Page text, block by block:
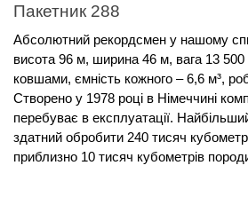
Пакетник 288
Абсолютний рекордсмен у нашому
висота 96 м, ширина 46 м, вага 13
ковшами, ємність кожного – 6,6 м³,
Створено у 1978 році в Німеччині
перебуває в експлуатації.
здатний обробити 240 тисяч
приблизно 10 тисяч кубометрів